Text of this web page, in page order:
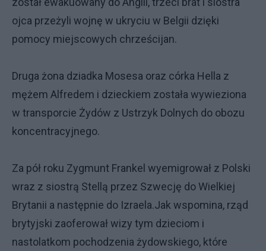
ojca przeżyli wojnę w ukryciu w Belgii dzięki
pomocy miejscowych chrześcijan.
Druga żona dziadka Mosesa oraz córka Hella z
mężem Alfredem i dzieckiem została wywieziona
w transporcie Żydów z Ustrzyk Dolnych do obozu
koncentracyjnego.
Za pół roku Zygmunt Frankel wyemigrował z Polski
wraz z siostrą Stellą przez Szwecję do Wielkiej
Brytanii a następnie do Izraela.Jak wspomina, rząd
brytyjski zaoferował wizy tym dzieciom i
nastolatkom pochodzenia żydowskiego, które